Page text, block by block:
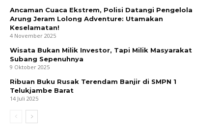
Ancaman Cuaca Ekstrem, Polisi Datangi Pengelola
Arung Jeram Lolong Adventure: Utamakan
Keselamatan!
4 November 2025
Wisata Bukan Milik Investor, Tapi Milik Masyarakat
Subang Sepenuhnya
9 Oktober 2025
Ribuan Buku Rusak Terendam Banjir di SMPN 1
Telukjambe Barat
14 Juli 2025